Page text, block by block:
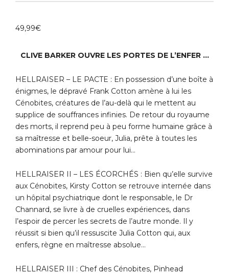
49,99€
CLIVE BARKER OUVRE LES PORTES DE L’ENFER …
HELLRAISER – LE PACTE : En possession d’une boîte à
énigmes, le dépravé Frank Cotton amène à lui les
Cénobites, créatures de l’au-delà qui le mettent au
supplice de souffrances infinies. De retour du royaume
des morts, il reprend peu à peu forme humaine grâce à
sa maîtresse et belle-soeur, Julia, prête à toutes les
abominations par amour pour lui…
HELLRAISER II – LES ÉCORCHÉS : Bien qu’elle survive
aux Cénobites, Kirsty Cotton se retrouve internée dans
un hôpital psychiatrique dont le responsable, le Dr
Channard, se livre à de cruelles expériences, dans
l’espoir de percer les secrets de l’autre monde. Il y
réussit si bien qu’il ressuscite Julia Cotton qui, aux
enfers, règne en maîtresse absolue…
HELLRAISER III : Chef des Cénobites, Pinhead